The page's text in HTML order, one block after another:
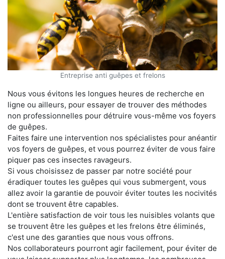
Entreprise anti guêpes et frelons
Nous vous évitons les longues heures de recherche en
ligne ou ailleurs, pour essayer de trouver des méthodes
non professionnelles pour détruire vous-même vos foyers
de guêpes.
Faites faire une intervention nos spécialistes pour anéantir
vos foyers de guêpes, et vous pourrez éviter de vous faire
piquer pas ces insectes ravageurs.
Si vous choisissez de passer par notre société pour
éradiquer toutes les guêpes qui vous submergent, vous
allez avoir la garantie de pouvoir éviter toutes les nocivités
dont se trouvent être capables.
L'entière satisfaction de voir tous les nuisibles volants que
se trouvent être les guêpes et les frelons être éliminés,
c'est une des garanties que nous vous offrons.
Nos collaborateurs pourront agir facilement, pour éviter de